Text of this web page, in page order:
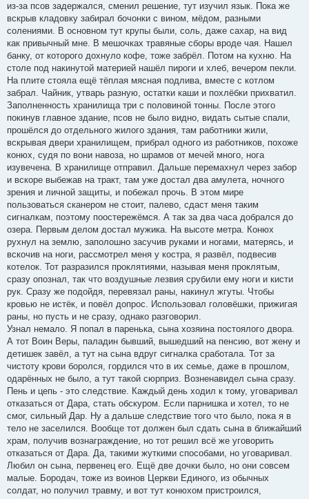
из-за псов задержался, сменил решение, тут изучил язык. Пока же
вскрыв кладовку забирал бочонки с вином, мёдом, разными
солениями. В основном тут крупы были, соль, даже сахар, на вид
как привычный мне. В мешочках травяные сборы вроде чая. Нашел
банку, от которого дохнуло кофе, тоже забрёл. Потом на кухню. На
столе под накинутой материей нашёл пироги и хлеб, вечером пекли.
На плите стояла ещё тёплая мясная подлива, вместе с котлом
забрал. Чайник, утварь разную, остатки каши и похлёбки прихватил.
Заполненность хранилища три с половиной тонны. После этого
покинув главное здание, псов не было видно, видать сытые спали,
прошёлся до отдельного жилого здания, там работники жили,
вскрывая двери хранилищем, прибрал одного из работников, похоже
конюх, судя по вони навоза, но шрамов от мечей много, нога
изувечена. В хранилище отправил. Дальше перемахнул через забор
и вскоре выбежав на тракт, там уже достал два амулета, ночного
зрения и личной защиты, и побежал прочь. В этом мире
пользоваться сканером не стоит, палево, сдаст меня таким
сигналкам, поэтому поостережёмся. А так за два часа добрался до
озера. Первым делом достал мужика. На высоте метра. Конюх
рухнул на землю, заполошно засучив руками и ногами, матерясь, и
вскочив на ноги, рассмотрел меня у костра, я развёл, подвесив
котелок. Тот разразился проклятиями, называя меня проклятым,
сразу опознал, так что воздушные лезвия срубили ему ноги и кисти
рук. Сразу же подойдя, перевязал раны, накинул жгуты. Чтобы
кровью не истёк, и повёл допрос. Использовал головёшки, прижигая
раны, но пусть и не сразу, однако разговорил.
Узнал немало. Я попал в паренька, сына хозяина постоялого двора.
А тот Воин Веры, паладин бывший, вышедший на пенсию, вот жену и
детишек завёл, а тут на сына вдруг сигналка сработала. Тот за
чистоту крови боролся, гордился что в их семье, даже в прошлом,
одарённых не было, а тут такой сюрприз. Возненавидел сына сразу.
Пень и цепь - это следствие. Каждый день ходил к тому, уговаривал
отказаться от Дара, стать обскуром. Если парнишка и хотел, то не
смог, сильный Дар. Ну а дальше следствие того что было, пока я в
тело не заселился. Вообще тот должен был сдать сына в ближайший
храм, получив вознаграждение, но тот решил всё же уговорить
отказаться от Дара. Да, такими жуткими способами, но уговаривал.
Любил он сына, первенец его. Ещё две дочки было, но они совсем
малые. Бородач, тоже из воинов Церкви Единого, из обычных
солдат, но получил травму, и вот тут конюхом пристроился,